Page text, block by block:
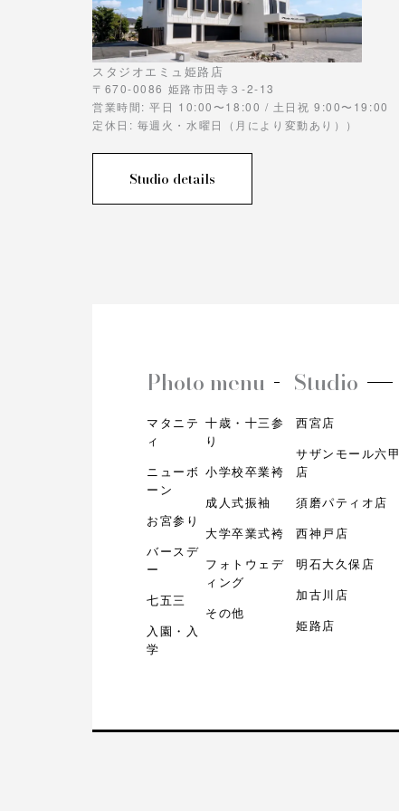
スタジオエミュ姫路店
〒670-0086 姫路市田寺３-2-13
営業時間: 平日 10:00〜18:00 / 土日祝 9:00〜19:00
定休日: 毎週火・水曜日（月により変動あり））
Studio details
Photo menu
マタニテ
ィ
ニューボ
ーン
お宮参り
バースデ
ー
七五三
入園・入
学
十歳・十三参
り
小学校卒業袴
成人式振袖
大学卒業式袴
フォトウェデ
ィング
その他
Studio
西宮店
サザンモール六甲
店
須磨パティオ店
西神戸店
明石大久保店
加古川店
姫路店